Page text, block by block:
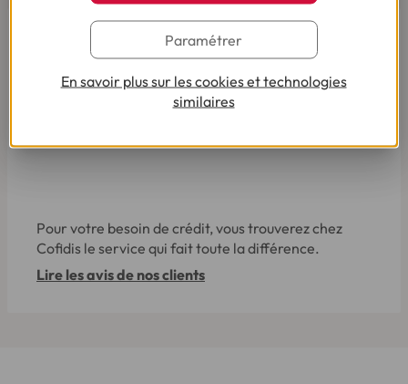
Pour votre besoin de crédit, vous trouverez chez
Cofidis le service qui fait toute la différence.
Lire les avis de nos clients
Paramétrer
En savoir plus sur les cookies et technologies
similaires